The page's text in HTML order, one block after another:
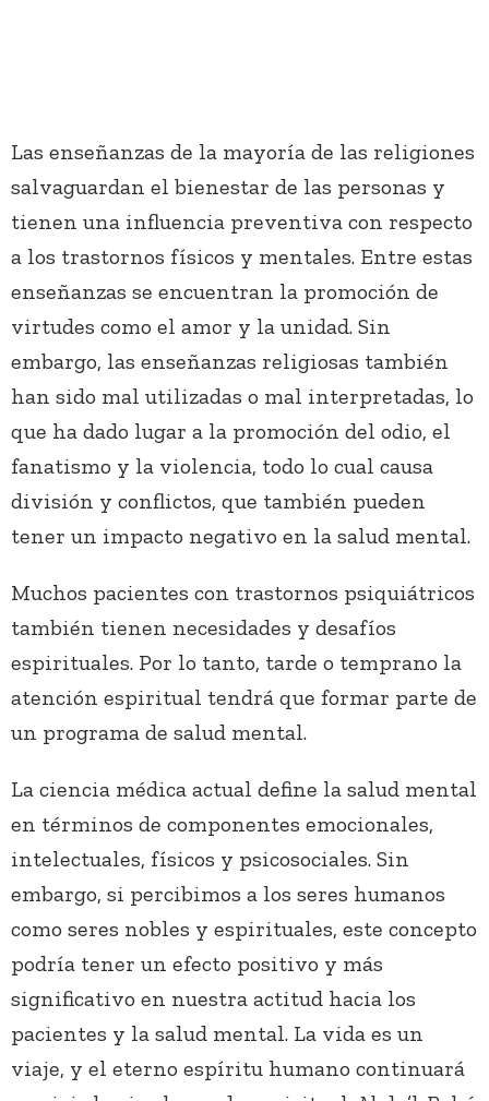
Las enseñanzas de la mayoría de las religiones
salvaguardan el bienestar de las personas y
tienen una influencia preventiva con respecto
a los trastornos físicos y mentales. Entre estas
enseñanzas se encuentran la promoción de
virtudes como el amor y la unidad. Sin
embargo, las enseñanzas religiosas también
han sido mal utilizadas o mal interpretadas, lo
que ha dado lugar a la promoción del odio, el
fanatismo y la violencia, todo lo cual causa
división y conflictos, que también pueden
tener un impacto negativo en la salud mental.
Muchos pacientes con trastornos psiquiátricos
también tienen necesidades y desafíos
espirituales. Por lo tanto, tarde o temprano la
atención espiritual tendrá que formar parte de
un programa de salud mental.
La ciencia médica actual define la salud mental
en términos de componentes emocionales,
intelectuales, físicos y psicosociales. Sin
embargo, si percibimos a los seres humanos
como seres nobles y espirituales, este concepto
podría tener un efecto positivo y más
significativo en nuestra actitud hacia los
pacientes y la salud mental. La vida es un
viaje, y el eterno espíritu humano continuará